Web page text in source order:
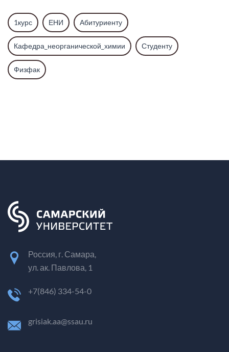
1курс ЕНИ Абитуриенту
Кафедра_неорганической_химии Студенту
Физфак
Россия, г. Самара,
ул. ак. Павлова, 1
+7(846) 334-54-0
grisiak.aa@ssau.ru